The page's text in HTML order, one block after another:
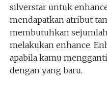
silverstar untuk
mendapatkan atribut
membutuhkan
melakukan enhance.
apabila kamu
dengan yang baru.